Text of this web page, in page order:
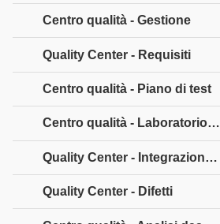
Centro qualità - Gestione
Quality Center - Requisiti
Centro qualità - Piano di test
Centro qualità - Laboratorio di prova
Quality Center - Integrazione QC-QTP
Quality Center - Difetti